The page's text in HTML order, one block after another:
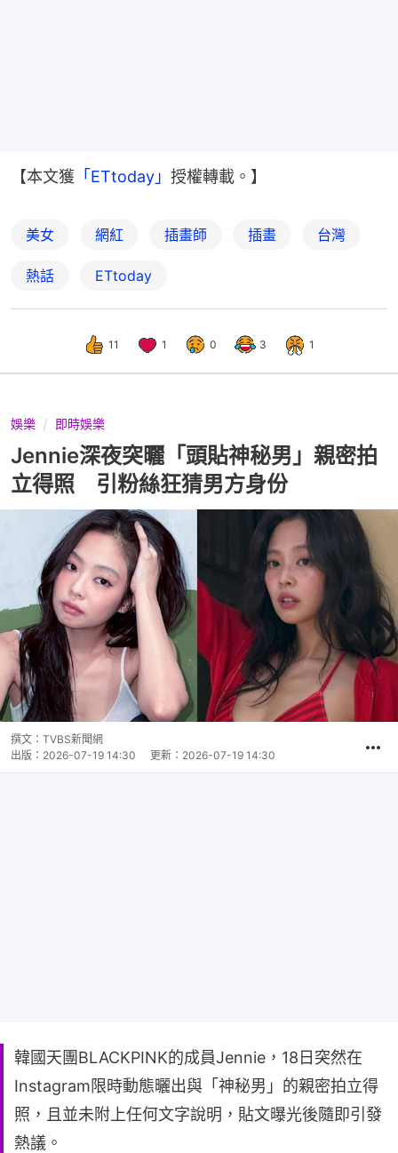
【本文獲 「ETtoday」 授權轉載。】
美女 網紅 插畫師 插畫 台灣
熱話 ETtoday
11 1 0 3 1
娛樂 即時娛樂
Jennie深夜突曬「頭貼神秘男」親密拍
立得照 引粉絲狂猜男方身份
撰文： TVBS新聞網
出版： 2026-07-19 14:30 更新： 2026-07-19 14:30
韓國天團BLACKPINK的成員Jennie，18日突然在
Instagram限時動態曬出與「神秘男」的親密拍立得
照，且並未附上任何文字說明，貼文曝光後隨即引發
熱議。